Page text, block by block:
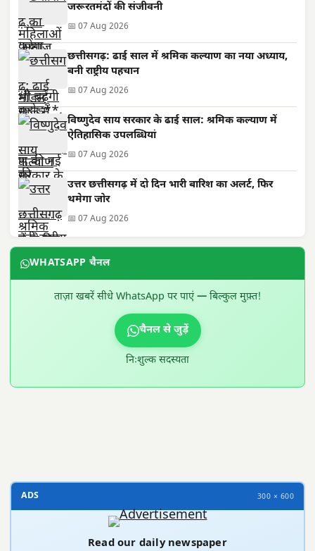
जरूरतमंदों की संजीवनी
📅 07 Aug 2026
छत्तीसगढ़: ढाई साल में श्रमिक कल्याण का नया अध्याय,
बनी राष्ट्रीय पहचान
📅 07 Aug 2026
विष्णुदेव साय सरकार के ढाई साल: श्रमिक कल्याण में
ऐतिहासिक उपलब्धियां
📅 07 Aug 2026
उत्तर छत्तीसगढ़ में दो दिन भारी बारिश का अलर्ट, फिर
थमेगा जोर
📅 07 Aug 2026
WHATSAPP चैनल
ताज़ा खबरें सीधे WhatsApp पर पाएं — बिल्कुल मुफ़्त!
चैनल से जुड़ें
निःशुल्क सदस्यता
ADS 300 × 600
Read our daily newspaper